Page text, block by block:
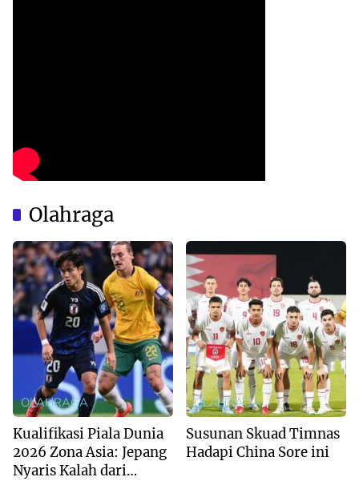
Olahraga
OLAHRAGA
Kualifikasi Piala Dunia
2026 Zona Asia: Jepang
Nyaris Kalah dari
OLAHRAGA
Susunan Skuad Timnas
Hadapi China Sore ini